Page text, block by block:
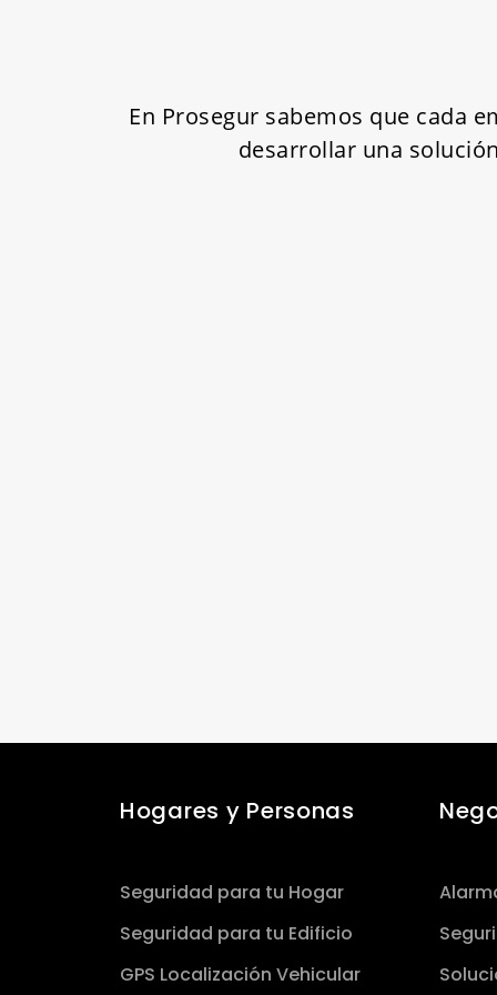
En Prosegur sabemos que cada
desarrollar una
Hogares y Personas
Seguridad para tu Hogar
Seguridad para tu Edificio
GPS Localización Vehicular